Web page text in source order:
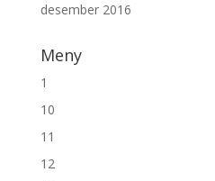
desember 2016
Meny
1
10
11
12